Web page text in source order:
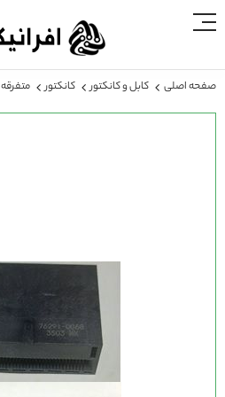
صفحه اصلی کابل و کانکتور کانکتور متفرقه
رفتن